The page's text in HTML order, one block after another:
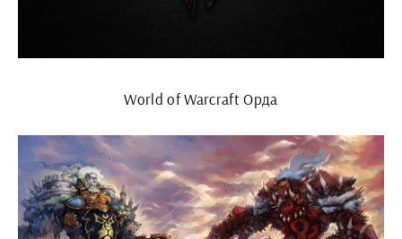
World of Warcraft Орда